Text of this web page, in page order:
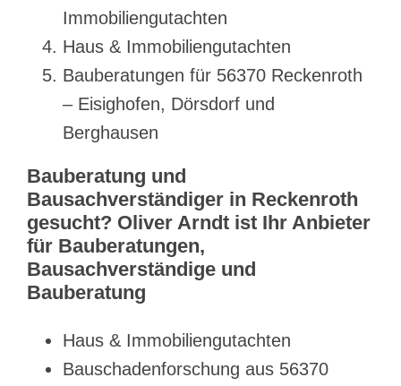
Immobiliengutachten
Haus & Immobiliengutachten
Bauberatungen für 56370 Reckenroth
– Eisighofen, Dörsdorf und
Berghausen
Bauberatung und
Bausachverständiger in Reckenroth
gesucht? Oliver Arndt ist Ihr Anbieter
für Bauberatungen,
Bausachverständige und
Bauberatung
Haus & Immobiliengutachten
Bauschadenforschung aus 56370